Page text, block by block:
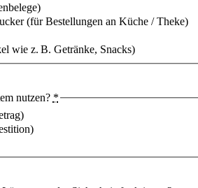
(für Bestellungen an Küche / Theke)
wie z. B. Getränke, Snacks)
nutzen? *